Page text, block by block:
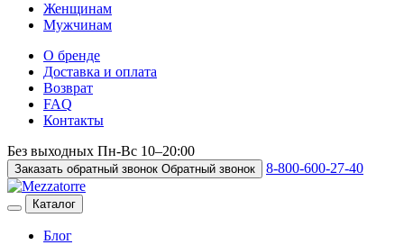
Женщинам
Мужчинам
О бренде
Доставка и оплата
Возврат
FAQ
Контакты
Без выходных Пн-Вс 10–20:00
Заказать обратный звонок Обратный звонок 8-800-600-27-40
Каталог
Блог